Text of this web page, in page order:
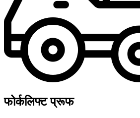
फोर्कलिफ्ट प्रूफ